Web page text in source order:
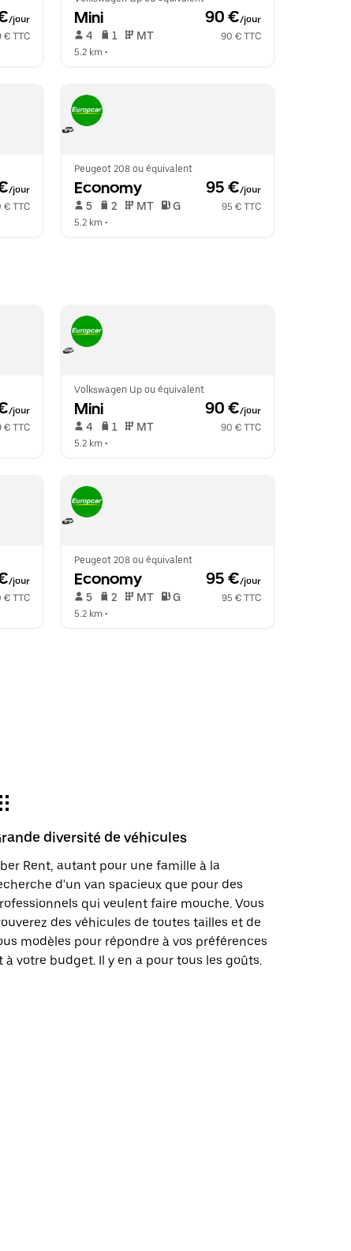
/jour
€ TTC
Mini 90 €/jour
4 1 MT
90 € TTC
5.2 km •
/jour
€ TTC
Peugeot 208 ou équivalent
Economy 95 €/jour
5 2 MT G
95 € TTC
5.2 km •
/jour
€ TTC
Volkswagen Up ou équivalent
Mini 90 €/jour
4 1 MT
90 € TTC
5.2 km •
/jour
€ TTC
Peugeot 208 ou équivalent
Economy 95 €/jour
5 2 MT G
95 € TTC
5.2 km •
diversité de véhicules
Rent, autant pour une famille à la
d'un van spacieux que pour des
qui veulent faire mouche. Vous
des véhicules de toutes tailles et de
modèles pour répondre à vos préférences
à votre budget. Il y en a pour tous les goûts.